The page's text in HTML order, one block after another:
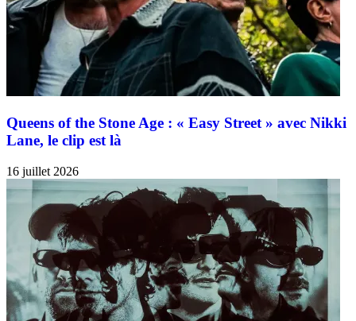
Queens of the Stone Age : « Easy Street » avec Nikki
Lane, le clip est là
16 juillet 2026